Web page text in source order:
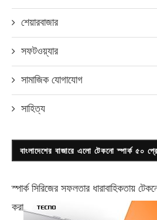
শেয়ারবাজার
সফটওয়্যার
সামাজিক যোগাযোগ
সাহিত্য
বাংলাদেশের বাজারে এলো টেকনো স্পার্ক ৫০
স্পার্ক সিরিজের সফলতার ধারাবাহিকতায়
করা